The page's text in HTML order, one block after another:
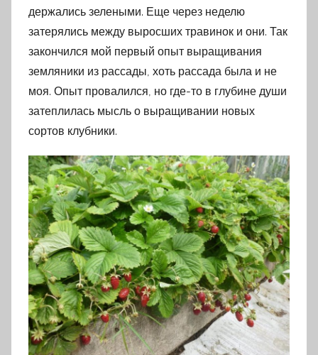
держались зелеными. Еще через неделю
затерялись между выросших травинок и они. Так
закончился мой первый опыт выращивания
земляники из рассады, хоть рассада была и не
моя. Опыт провалился, но где-то в глубине души
затеплилась мысль о выращивании новых
сортов клубники.